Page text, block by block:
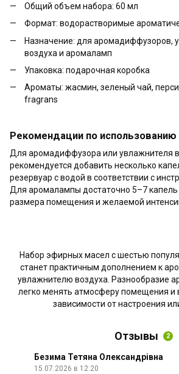
Общий объем набора: 60 мл
Формат: водорастворимые
Назначение: для аромадиффузоров,
воздуха и аромаламп
Упаковка: подарочная коробка
Ароматы: жасмин, зеленый чай,
fragrans
Рекомендации по использованию
Для аромадиффузора или увлажнителя
рекомендуется добавить несколько
резервуар с водой в соответствии с
Для аромалампы достаточно 5–7 капель
размера помещения и желаемой
Набор эфирных масел с шестью
станет практичным дополнением к
увлажнителю воздуха. Разнообразие
легко менять атмосферу помещения и
зависимости от настроения
Отзывы 2
Безима Тетяна Олександрівна
15.07.2026 в 12:20